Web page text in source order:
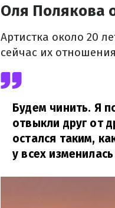
Оля Полякова
Артистка около 20
сейчас их
Будем чинить. Я
отвыкли друг от
остался таким,
у всех